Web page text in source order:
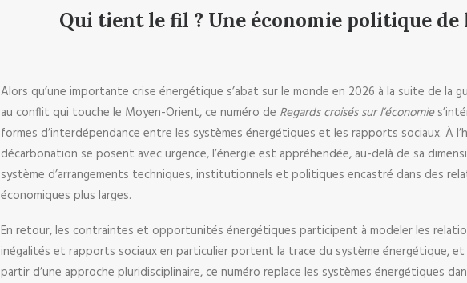
Qui tient le fil ? Une économie politique de
Alors qu’une importante crise énergétique s’abat sur le monde en 2026 à la suite de la
au conflit qui touche le Moyen-Orient, ce numéro de Regards croisés sur l’économie
formes d’interdépendance entre les systèmes énergétiques et les rapports sociaux. À
décarbonation se posent avec urgence, l’énergie est appréhendée, au-delà de sa
système d’arrangements techniques, institutionnels et politiques encastré dans des
économiques plus larges.
En retour, les contraintes et opportunités énergétiques participent à modeler les
inégalités et rapports sociaux en particulier portent la trace du système énergétique,
partir d’une approche pluridisciplinaire, ce numéro replace les systèmes énergétiques